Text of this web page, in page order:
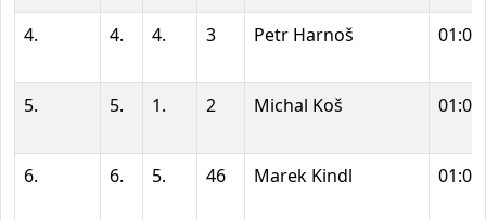
4. 4. 4. 3 Petr Harnoš
5. 5. 1. 2 Michal Koš
6. 6. 5. 46 Marek Kindl